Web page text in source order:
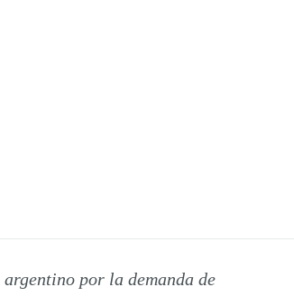
por la demanda de